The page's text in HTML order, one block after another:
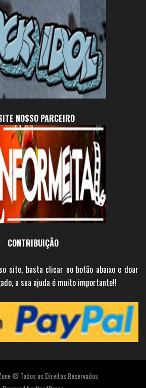
NOSSO PARCEIRO
CONTRIBUIÇÃO
site, basta clicar no botão abaixo e doar
a sua ajuda é muito importante!!
® Todos os Direitos Reservados